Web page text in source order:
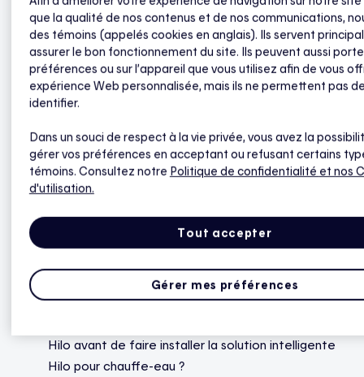
Contrôleur intelligent Hilo pour chauffe-
eau
Combien coûte la solution intelligente Hilo pour
Quels sont les bénéfices financiers de la solution
intelligente Hilo pour chauffe-eau ?
Qu’est-ce qui distingue la solution intelligente Hilo
pour chauffe-eau de la solution partenaire
J’ai le contrôleur pour chauffe-eau, mais pas de
Hilo avant de faire installer la solution intelligente
Hilo pour chauffe-eau ?
que la qualité de nos contenus et de nos communications,
des témoins (appelés cookies en anglais). Ils servent
assurer le bon fonctionnement du site. Ils peuvent aussi
préférences ou sur l’appareil que vous utilisez afin de vous
expérience Web personnalisée, mais ils ne permettent pas
identifier.
Dans un souci de respect à la vie privée, vous avez la
gérer vos préférences en acceptant ou refusant certains
témoins. Consultez notre Politique de confidentialité et nos
d'utilisation.
Tout accepter
Gérer mes préférences